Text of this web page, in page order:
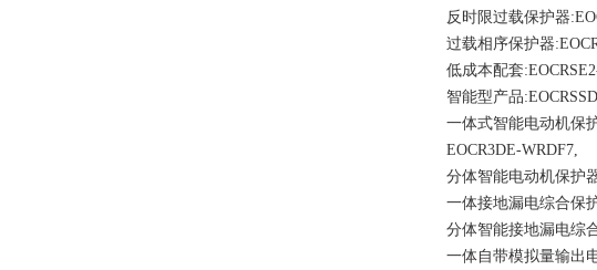
反时限过载保护器
过载相序保护器
低成本配套:EOCRSE2-
智能型产品:EOCRSSD-
一体式智能电动机保护
EOCR3DE-WRDF7,
分体智能电动机保护器
一体接地漏电综合保护
分体智能接地漏电综合
一体自带模拟量输出电